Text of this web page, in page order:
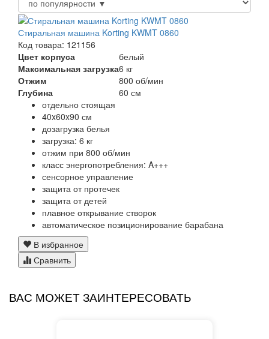
Стиральная машина Korting KWMT 0860
Код товара: 121156
Цвет корпуса
белый
Максимальная загрузка6 кг
Отжим
800 об/мин
Глубина
60 см
отдельно стоящая
40x60x90 см
дозагрузка белья
загрузка: 6 кг
отжим при 800 об/мин
класс энергопотребления: A+++
сенсорное управление
защита от протечек
защита от детей
плавное открывание створок
автоматическое позиционирование барабана
В избранное
Сравнить
ВАС МОЖЕТ ЗАИНТЕРЕСОВАТЬ